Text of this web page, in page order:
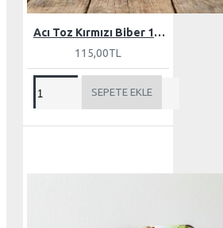
Acı Toz Kırmızı Biber 100 gr
115,00TL
SEPETE EKLE